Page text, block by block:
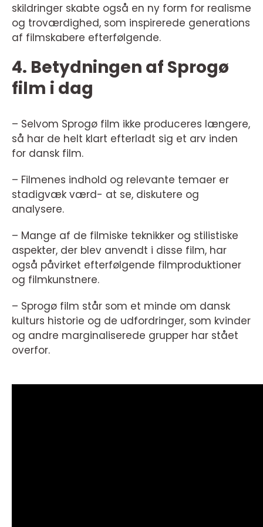
skildringer skabte også en ny form for realisme
og troværdighed, som inspirerede generations
af filmskabere efterfølgende.
4. Betydningen af Sprogø
film i dag
– Selvom Sprogø film ikke produceres længere,
så har de helt klart efterladt sig et arv inden
for dansk film.
– Filmenes indhold og relevante temaer er
stadigvæk værd- at se, diskutere og
analysere.
– Mange af de filmiske teknikker og stilistiske
aspekter, der blev anvendt i disse film, har
også påvirket efterfølgende filmproduktioner
og filmkunstnere.
– Sprogø film står som et minde om dansk
kulturs historie og de udfordringer, som kvinder
og andre marginaliserede grupper har stået
overfor.